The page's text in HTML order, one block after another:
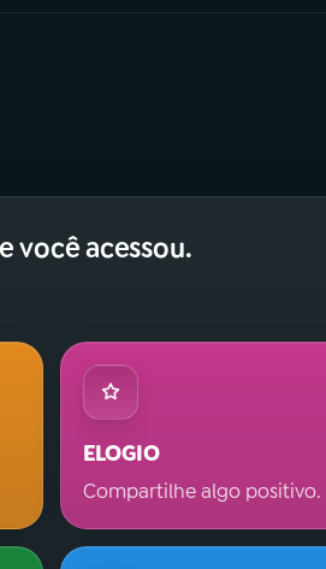
você acessou.
ELOGIO
Compartilhe algo positivo.